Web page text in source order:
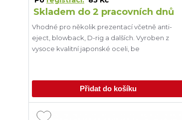
Skladem do 2 pracovních dnů
Vhodné pro několik prezentací včetně anti-
eject, blowback, D-rig a dalších. Vyroben z
vysoce kvalitní japonské oceli, be
Přidat do košíku